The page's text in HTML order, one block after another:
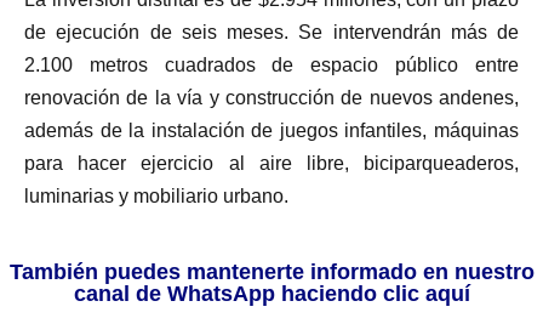
de ejecución de seis meses. Se intervendrán más de
2.100 metros cuadrados de espacio público entre
renovación de la vía y construcción de nuevos andenes,
además de la instalación de juegos infantiles, máquinas
para hacer ejercicio al aire libre, biciparqueaderos,
luminarias y mobiliario urbano.
También puedes mantenerte informado en nuestro
canal de WhatsApp haciendo clic aquí